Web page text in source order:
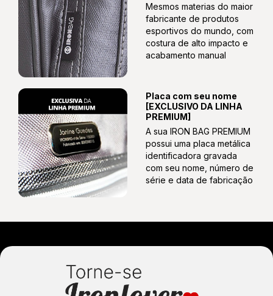
Mesmos materias do maior
fabricante de produtos
esportivos do mundo, com
costura de alto impacto e
acabamento manual
Placa com seu nome
[EXCLUSIVO DA LINHA
PREMIUM]
A sua IRON BAG PREMIUM
possui uma placa metálica
identificadora gravada
com seu nome, número de
série e data de fabricação